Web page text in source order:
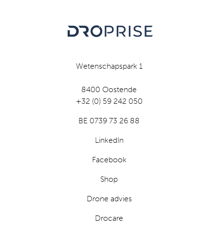
Wetenschapspark 1
8400 Oostende
+32 (0) 59 242 050
BE 0739 73 26 88
LinkedIn
Facebook
Shop
Drone advies
Drocare